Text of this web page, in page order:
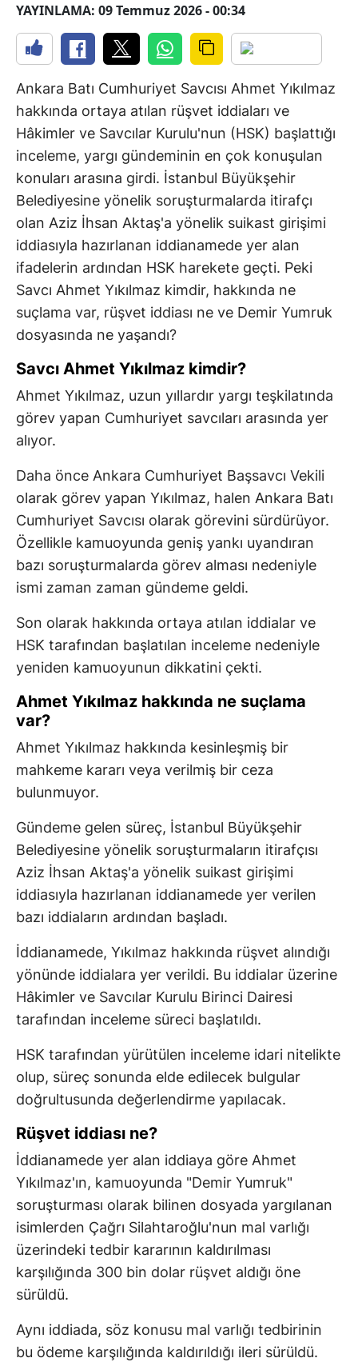
YAYINLAMA: 09 Temmuz 2026 - 00:34
Ankara Batı Cumhuriyet Savcısı Ahmet Yıkılmaz
hakkında ortaya atılan rüşvet iddiaları ve
Hâkimler ve Savcılar Kurulu'nun (HSK) başlattığı
inceleme, yargı gündeminin en çok konuşulan
konuları arasına girdi. İstanbul Büyükşehir
Belediyesine yönelik soruşturmalarda itirafçı
olan Aziz İhsan Aktaş'a yönelik suikast girişimi
iddiasıyla hazırlanan iddianamede yer alan
ifadelerin ardından HSK harekete geçti. Peki
Savcı Ahmet Yıkılmaz kimdir, hakkında ne
suçlama var, rüşvet iddiası ne ve Demir Yumruk
dosyasında ne yaşandı?
Savcı Ahmet Yıkılmaz kimdir?
Ahmet Yıkılmaz, uzun yıllardır yargı teşkilatında
görev yapan Cumhuriyet savcıları arasında yer
alıyor.
Daha önce Ankara Cumhuriyet Başsavcı Vekili
olarak görev yapan Yıkılmaz, halen Ankara Batı
Cumhuriyet Savcısı olarak görevini sürdürüyor.
Özellikle kamuoyunda geniş yankı uyandıran
bazı soruşturmalarda görev alması nedeniyle
ismi zaman zaman gündeme geldi.
Son olarak hakkında ortaya atılan iddialar ve
HSK tarafından başlatılan inceleme nedeniyle
yeniden kamuoyunun dikkatini çekti.
Ahmet Yıkılmaz hakkında ne suçlama
var?
Ahmet Yıkılmaz hakkında kesinleşmiş bir
mahkeme kararı veya verilmiş bir ceza
bulunmuyor.
Gündeme gelen süreç, İstanbul Büyükşehir
Belediyesine yönelik soruşturmaların itirafçısı
Aziz İhsan Aktaş'a yönelik suikast girişimi
iddiasıyla hazırlanan iddianamede yer verilen
bazı iddiaların ardından başladı.
İddianamede, Yıkılmaz hakkında rüşvet alındığı
yönünde iddialara yer verildi. Bu iddialar üzerine
Hâkimler ve Savcılar Kurulu Birinci Dairesi
tarafından inceleme süreci başlatıldı.
HSK tarafından yürütülen inceleme idari nitelikte
olup, süreç sonunda elde edilecek bulgular
doğrultusunda değerlendirme yapılacak.
Rüşvet iddiası ne?
İddianamede yer alan iddiaya göre Ahmet
Yıkılmaz'ın, kamuoyunda "Demir Yumruk"
soruşturması olarak bilinen dosyada yargılanan
isimlerden Çağrı Silahtaroğlu'nun mal varlığı
üzerindeki tedbir kararının kaldırılması
karşılığında 300 bin dolar rüşvet aldığı öne
sürüldü.
Aynı iddiada, söz konusu mal varlığı tedbirinin
bu ödeme karşılığında kaldırıldığı ileri sürüldü.